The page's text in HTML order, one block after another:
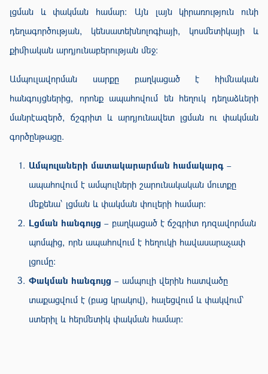
լցման և փակման համար։ Այն լայն կիրառություն ունի
դեղագործության, կենսատեխնոլոգիայի, կոսմետիկայի և
քիմիական արդյունաբերության մեջ։
Ամպուլավորման սարքը բաղկացած է հիմնական
հանգույցներից, որոնք ապահովում են հեղուկ դեղաձևերի
մանրէազերծ, ճշգրիտ և արդյունավետ լցման ու փակման
գործընթացը.
Ամպուլաների մատակարարման համակարգ –
ապահովում է ամպուլների շարունակական մուտքը
մեքենա՝ լցման և փակման փուլերի համար։
Լցման հանգույց – բաղկացած է ճշգրիտ դոզավորման
պոմպից, որն ապահովում է հեղուկի հավասարաչափ
լցումը։
Փակման հանգույց – ամպուլի վերին հատվածը
տաքացվում է (բաց կրակով), հալեցվում և փակվում՝
ստերիլ և հերմետիկ փակման համար։